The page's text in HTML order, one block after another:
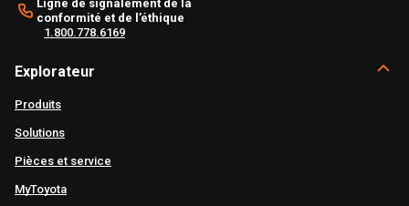
Ligne de signalement de la
conformité et de l’éthique
1.800.778.6169
Explorateur
Produits
Solutions
Pièces et service
MyToyota